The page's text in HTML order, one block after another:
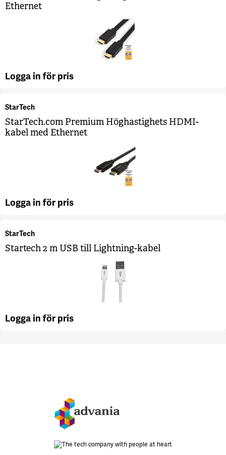
Ethernet
Logga in för pris
StarTech
StarTech.com Premium Höghastighets HDMI-
kabel med Ethernet
Logga in för pris
StarTech
Startech 2 m USB till Lightning-kabel
Logga in för pris